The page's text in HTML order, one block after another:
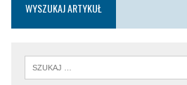
WYSZUKAJ ARTYKUŁ